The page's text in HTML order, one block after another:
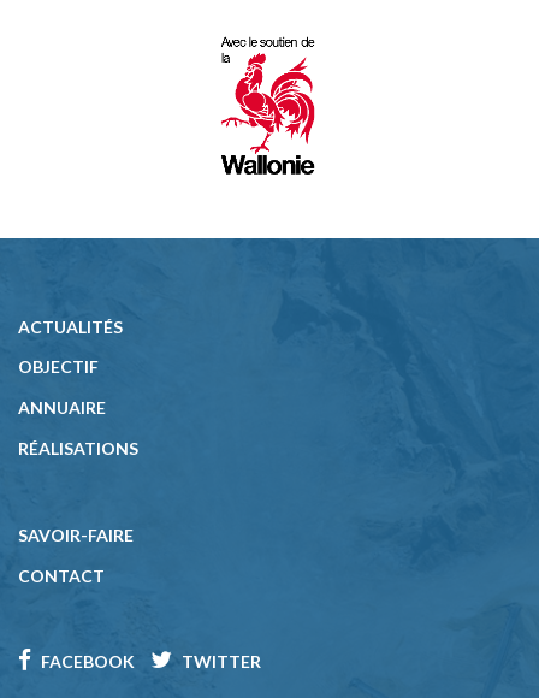
ACTUALITÉS
OBJECTIF
ANNUAIRE
RÉALISATIONS
SAVOIR-FAIRE
CONTACT
FACEBOOK TWITTER